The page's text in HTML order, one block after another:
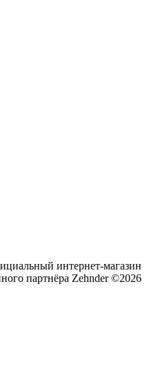
интернет-магазин
партнёра Zehnder ©2026